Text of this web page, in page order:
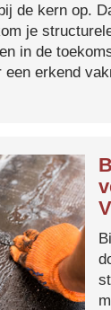
de kern op.
je
in de
een erkend